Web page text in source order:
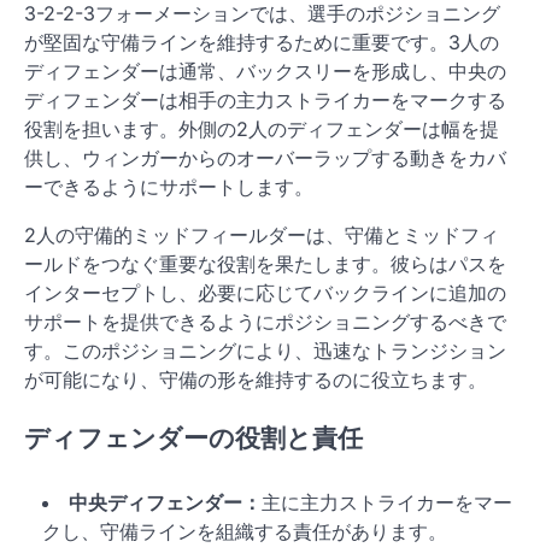
3-2-2-3フォーメーションでは、選手のポジショニング
が堅固な守備ラインを維持するために重要です。3人の
ディフェンダーは通常、バックスリーを形成し、中央の
ディフェンダーは相手の主力ストライカーをマークする
役割を担います。外側の2人のディフェンダーは幅を提
供し、ウィンガーからのオーバーラップする動きをカバ
ーできるようにサポートします。
2人の守備的ミッドフィールダーは、守備とミッドフィ
ールドをつなぐ重要な役割を果たします。彼らはパスを
インターセプトし、必要に応じてバックラインに追加の
サポートを提供できるようにポジショニングするべきで
す。このポジショニングにより、迅速なトランジション
が可能になり、守備の形を維持するのに役立ちます。
ディフェンダーの役割と責任
中央ディフェンダー： 主に主力ストライカーをマー
クし、守備ラインを組織する責任があります。